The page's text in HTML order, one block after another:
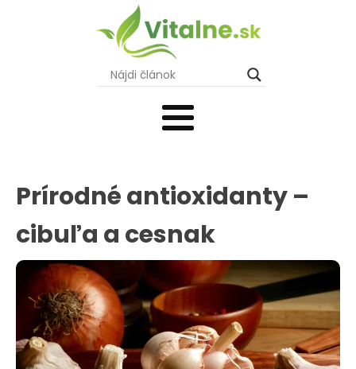
Prírodné antioxidanty –
cibuľa a cesnak